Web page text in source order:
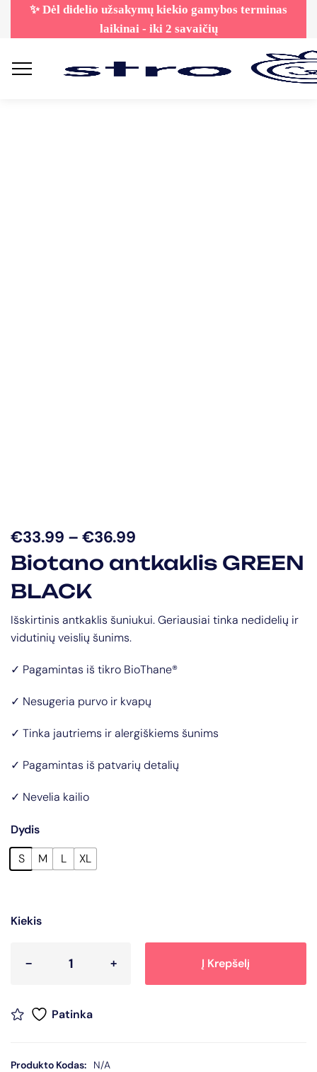
✨ Dėl didelio užsakymų kiekio gamybos terminas
laikinai - iki 2 savaičių
€33.99 – €36.99
Biotano antkaklis GREEN
BLACK
Išskirtinis antkaklis šuniukui. Geriausiai tinka nedidelių ir
vidutinių veislių šunims.
✓ Pagamintas iš tikro BioThane®
✓ Nesugeria purvo ir kvapų
✓ Tinka jautriems ir alergiškiems šunims
✓ Pagamintas iš patvarių detalių
✓ Nevelia kailio
Dydis
S
M L XL
Kiekis
Į Krepšelį
Patinka
Produkto Kodas:
N/A